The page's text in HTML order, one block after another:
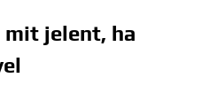
jelent, ha